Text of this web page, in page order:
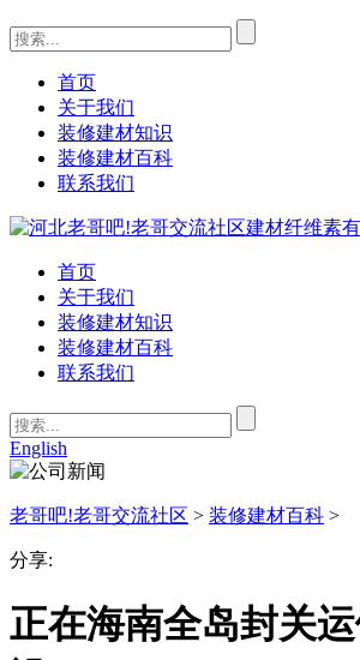
首页
关于我们
装修建材知识
装修建材百科
联系我们
首页
关于我们
装修建材知识
装修建材百科
联系我们
English
老哥吧!老哥交流社区 > 装修建材百科 >
分享:
正在海南全岛封关